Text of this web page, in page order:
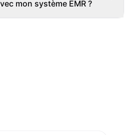
mon système EMR ?